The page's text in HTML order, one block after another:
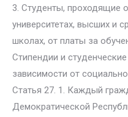
3. Студенты, проходящие
университетах, высших и
школах, от платы за
Стипендии и
зависимости от
Статья 27. 1. Каждый
Демократической